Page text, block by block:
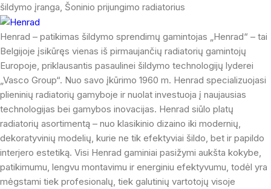
šildymo įranga, Šoninio prijungimo radiatorius
Henrad – patikimas šildymo sprendimų gamintojas „Henrad“ – tai
Belgijoje įsikūręs vienas iš pirmaujančių radiatorių gamintojų
Europoje, priklausantis pasaulinei šildymo technologijų lyderei
„Vasco Group“. Nuo savo įkūrimo 1960 m. Henrad specializuojasi
plieninių radiatorių gamyboje ir nuolat investuoja į naujausias
technologijas bei gamybos inovacijas. Henrad siūlo platų
radiatorių asortimentą – nuo klasikinio dizaino iki modernių,
dekoratyvinių modelių, kurie ne tik efektyviai šildo, bet ir papildo
interjero estetiką. Visi Henrad gaminiai pasižymi aukšta kokybe,
patikimumu, lengvu montavimu ir energiniu efektyvumu, todėl yra
mėgstami tiek profesionalų, tiek galutinių vartotojų visoje